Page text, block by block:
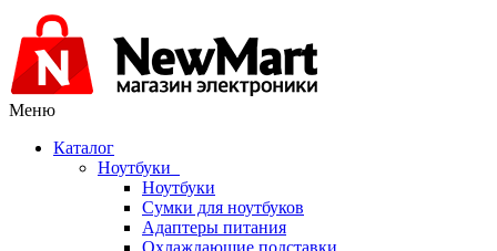
Меню
Каталог
Ноутбуки
Ноутбуки
Сумки для ноутбуков
Адаптеры питания
Охлаждающие подставки